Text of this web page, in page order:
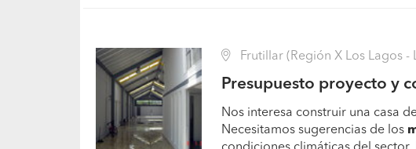
Frutillar (Región X Los Lagos -
Presupuesto proyecto y
Nos interesa construir una casa
Necesitamos sugerencias de los